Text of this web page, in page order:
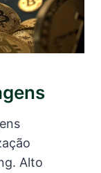
Alto